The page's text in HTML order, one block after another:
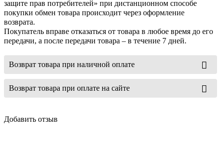
защите прав потребителей» при дистанционном способе
покупки обмен товара происходит через оформление
возврата.
Покупатель вправе отказаться от товара в любое время до его
передачи, а после передачи товара – в течение 7 дней.
Возврат товара при наличной оплате
Возврат товара при оплате на сайте
Добавить отзыв